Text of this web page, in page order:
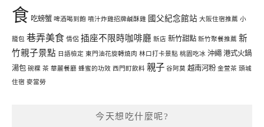
食 吃螃蟹 啤酒喝到飽 噴汁炸雞招牌鹹酥雞 國父紀念館站 大阪住宿推薦 小
籠包 巷弄美食 情侶 插座不限時咖啡廳 新店 新竹甜點 新竹聚餐推薦 新
竹親子景點 日語檢定 東門油花旋轉燒肉 林口打卡景點 桃園吃冰 沖繩 港式火鍋
湯包 碗粿 茶 華麗餐廳 蜂蜜的功效 西門町飲料 親子 谷阿莫 越南河粉 金萱茶 頭城
住宿 麥當勞
今天想吃什麼呢?